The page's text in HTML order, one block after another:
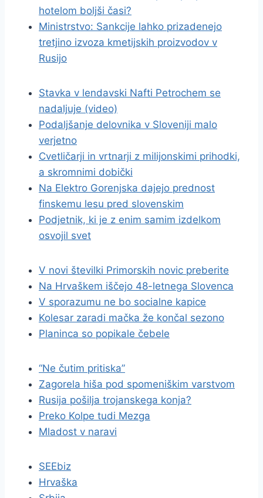
hotelom boljši časi?
Ministrstvo: Sankcije lahko prizadenejo
tretjino izvoza kmetijskih proizvodov v
Rusijo
Stavka v lendavski Nafti Petrochem se
nadaljuje (video)
Podaljšanje delovnika v Sloveniji malo
verjetno
Cvetličarji in vrtnarji z milijonskimi prihodki,
a skromnimi dobički
Na Elektro Gorenjska dajejo prednost
finskemu lesu pred slovenskim
Podjetnik, ki je z enim samim izdelkom
osvojil svet
V novi številki Primorskih novic preberite
Na Hrvaškem iščejo 48-letnega Slovenca
V sporazumu ne bo socialne kapice
Kolesar zaradi mačka že končal sezono
Planinca so popikale čebele
“Ne čutim pritiska”
Zagorela hiša pod spomeniškim varstvom
Rusija pošilja trojanskega konja?
Preko Kolpe tudi Mezga
Mladost v naravi
SEEbiz
Hrvaška